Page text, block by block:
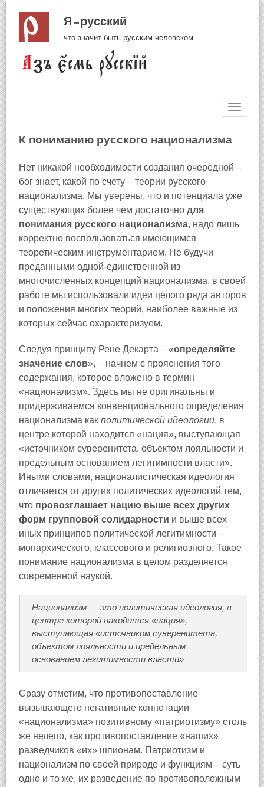
Я русский
что значит быть русским человеком
К пониманию русского национализма
Нет никакой необходимости создания очередной –
бог знает, какой по счету – теории русского
национализма. Мы уверены, что и потенциала уже
существующих более чем достаточно для
понимания русского национализма, надо лишь
корректно воспользоваться имеющимся
теоретическим инструментарием. Не будучи
преданными одной-единственной из
многочисленных концепций национализма, в своей
работе мы использовали идеи целого ряда авторов
и положения многих теорий, наиболее важные из
которых сейчас охарактеризуем.
Следуя принципу Рене Декарта – «определяйте
значение слов», – начнем с прояснения того
содержания, которое вложено в термин
«национализм». Здесь мы не оригинальны и
придерживаемся конвенционального определения
национализма как политической идеологии, в
центре которой находится «нация», выступающая
«источником суверенитета, объектом лояльности и
предельным основанием легитимности власти».
Иными словами, националистическая идеология
отличается от других политических идеологий тем,
что провозглашает нацию выше всех других
форм групповой солидарности и выше всех
иных принципов политической легитимности –
монархического, классового и религиозного. Такое
понимание национализма в целом разделяется
современной наукой.
Национализм — это политическая идеология, в
центре которой находится «нация»,
выступающая «источником суверенитета,
объектом лояльности и предельным
основанием легитимности власти»
Сразу отметим, что противопоставление
вызывающего негативные коннотации
«национализма» позитивному «патриотизму» столь
же нелепо, как противопоставление «наших»
разведчиков «их» шпионам. Патриотизм и
национализм по своей природе и функциям – суть
одно и то же, их разведение по противоположным